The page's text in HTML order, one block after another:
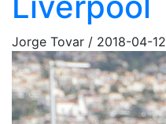
Jorge Tovar / 2018-04-12